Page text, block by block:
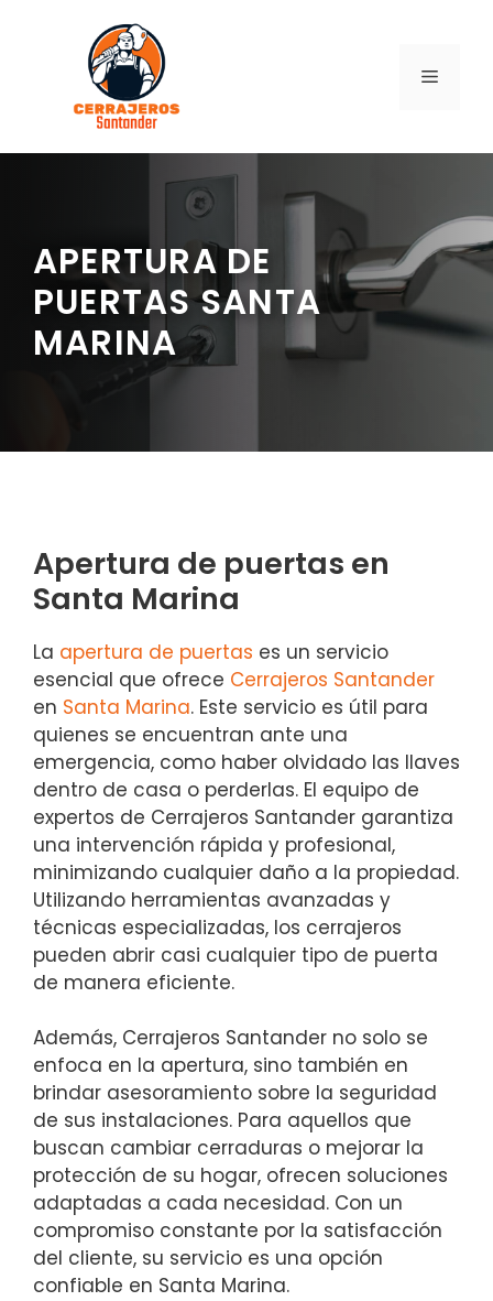
contenido
MENÚ
APERTURA DE
PUERTAS SANTA
MARINA
Apertura de puertas en
Santa Marina
La apertura de puertas es un servicio
esencial que ofrece Cerrajeros Santander
en Santa Marina. Este servicio es útil para
quienes se encuentran ante una
emergencia, como haber olvidado las llaves
dentro de casa o perderlas. El equipo de
expertos de Cerrajeros Santander garantiza
una intervención rápida y profesional,
minimizando cualquier daño a la propiedad.
Utilizando herramientas avanzadas y
técnicas especializadas, los cerrajeros
pueden abrir casi cualquier tipo de puerta
de manera eficiente.
Además, Cerrajeros Santander no solo se
enfoca en la apertura, sino también en
brindar asesoramiento sobre la seguridad
de sus instalaciones. Para aquellos que
buscan cambiar cerraduras o mejorar la
protección de su hogar, ofrecen soluciones
adaptadas a cada necesidad. Con un
compromiso constante por la satisfacción
del cliente, su servicio es una opción
confiable en Santa Marina.